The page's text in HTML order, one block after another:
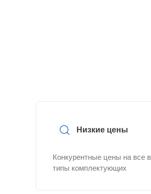
Низкие цены
Конкурентные цены на все
типы комплектующих